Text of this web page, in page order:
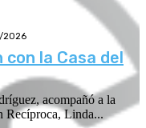
con la Casa del
acompañó a la
Recíproca, Linda...